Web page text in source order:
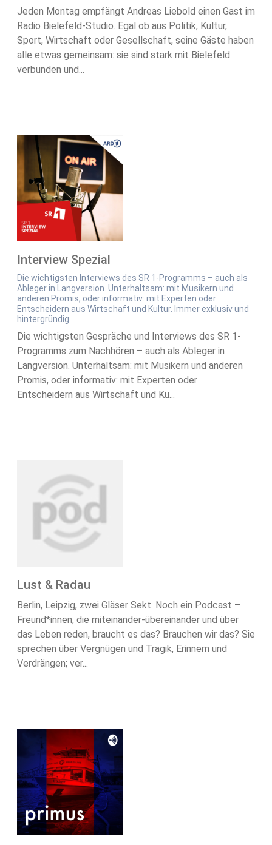
Jeden Montag empfängt Andreas Liebold einen Gast im
Radio Bielefeld-Studio. Egal ob aus Politik, Kultur,
Sport, Wirtschaft oder Gesellschaft, seine Gäste haben
alle etwas gemeinsam: sie sind stark mit Bielefeld
verbunden und...
Interview Spezial
Die wichtigsten Interviews des SR 1-Programms – auch als
Ableger in Langversion. Unterhaltsam: mit Musikern und
anderen Promis, oder informativ: mit Experten oder
Entscheidern aus Wirtschaft und Kultur. Immer exklusiv und
hintergründig.
Die wichtigsten Gespräche und Interviews des SR 1-
Programms zum Nachhören – auch als Ableger in
Langversion. Unterhaltsam: mit Musikern und anderen
Promis, oder informativ: mit Experten oder
Entscheidern aus Wirtschaft und Ku...
Lust & Radau
Berlin, Leipzig, zwei Gläser Sekt. Noch ein Podcast –
Freund*innen, die miteinander-übereinander und über
das Leben reden, braucht es das? Brauchen wir das? Sie
sprechen über Vergnügen und Tragik, Erinnern und
Verdrängen; ver...